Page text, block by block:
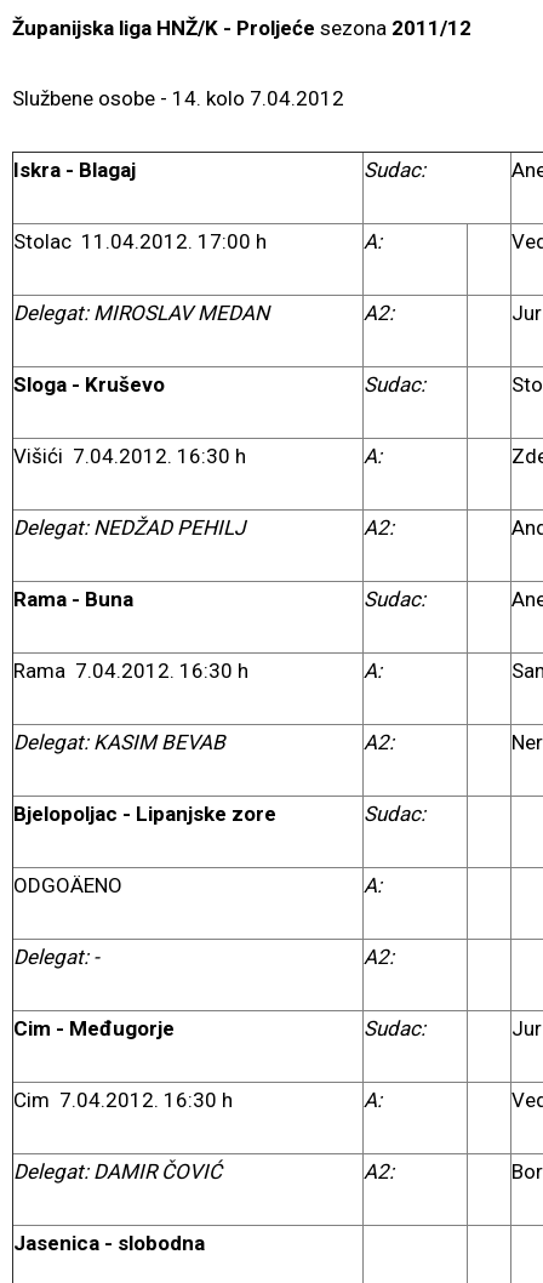
Županijska liga HNŽ/K - Proljeće sezona 2011/12
Službene osobe - 14. kolo 7.04.2012
Iskra - Blagaj Sudac:
Stolac 11.04.2012. 17:00 h A:
Delegat: MIROSLAV MEDAN A2:
Sloga - Kruševo Sudac:
Višići 7.04.2012. 16:30 h A:
Delegat: NEDŽAD PEHILJ A2:
Rama - Buna Sudac:
Rama 7.04.2012. 16:30 h A:
Delegat: KASIM BEVAB A2:
Bjelopoljac - Lipanjske zore Sudac:
ODGOÄENO A:
Delegat: - A2:
Cim - Međugorje Sudac:
Cim 7.04.2012. 16:30 h A:
Delegat: DAMIR ČOVIĆ A2:
Jasenica - slobodna